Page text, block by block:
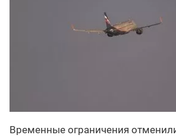
Временные ограничения